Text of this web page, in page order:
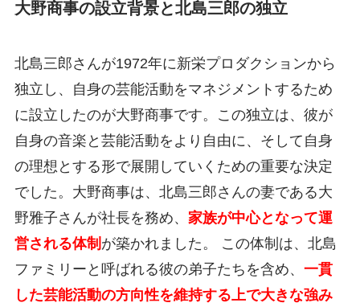
大野商事の設立背景と北島三郎の独立
北島三郎さんが1972年に新栄プロダクションから
独立し、自身の芸能活動をマネジメントするため
に設立したのが大野商事です。この独立は、彼が
自身の音楽と芸能活動をより自由に、そして自身
の理想とする形で展開していくための重要な決定
でした。大野商事は、北島三郎さんの妻である大
野雅子さんが社長を務め、 家族が中心となって運
営される体制 が築かれました。 この体制は、北島
ファミリーと呼ばれる彼の弟子たちを含め、 一貫
した芸能活動の方向性を維持する上で大きな強み